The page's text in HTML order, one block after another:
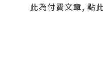
此為付費文章, 點此